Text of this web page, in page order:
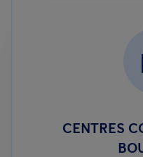
CENTRES